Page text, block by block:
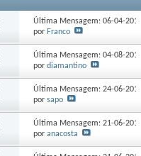
Última Mensagem: 06-04-2015
por Franco
Última Mensagem: 04-08-2010
por diamantino
Última Mensagem: 24-06-2010
por sapo
Última Mensagem: 21-06-2010
por anacosta